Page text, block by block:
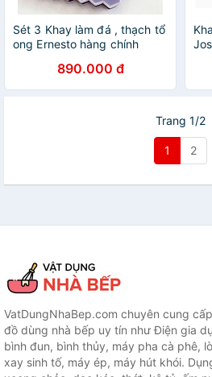
Sét 3 Khay làm đá , thạch tổ
ong Ernesto hàng chính
890.000 đ
Trang 1/2
1 2
VatDungNhaBep.com chuyên cung
đồ dùng nhà bếp uy tín như Điện gia
bình đun, bình thủy, máy pha cà phê,
xay sinh tố, máy ép, máy hút khói.